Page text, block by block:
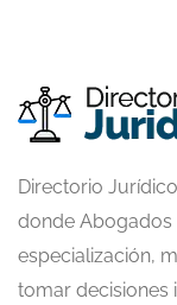
Directorio
donde Abogados
especialización,
tomar decisiones